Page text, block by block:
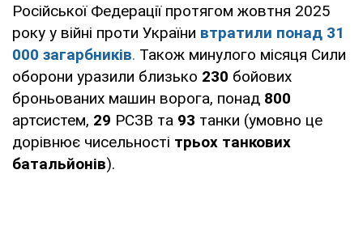
Російської Федерації протягом жовтня 2025
року у війні проти України втратили понад 31
000 загарбників. Також минулого місяця Сили
оборони уразили близько 230 бойових
броньованих машин ворога, понад 800
артсистем, 29 РСЗВ та 93 танки (умовно це
дорівнює чисельності трьох танкових
батальйонів).